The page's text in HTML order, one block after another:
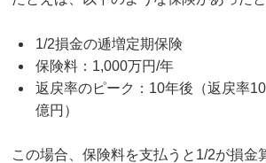
1/2損金の逓増定期保険
保険料：1,000万円/年
返戻率のピーク：10年後（返戻率
億円）
この場合、保険料を支払うと1/2が損金